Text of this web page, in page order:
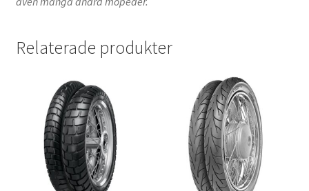
Relaterade produkter